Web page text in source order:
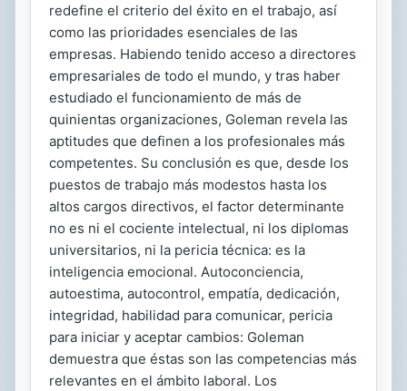
redefine el criterio del éxito en el trabajo, así
como las prioridades esenciales de las
empresas. Habiendo tenido acceso a directores
empresariales de todo el mundo, y tras haber
estudiado el funcionamiento de más de
quinientas organizaciones, Goleman revela las
aptitudes que definen a los profesionales más
competentes. Su conclusión es que, desde los
puestos de trabajo más modestos hasta los
altos cargos directivos, el factor determinante
no es ni el cociente intelectual, ni los diplomas
universitarios, ni la pericia técnica: es la
inteligencia emocional. Autoconciencia,
autoestima, autocontrol, empatía, dedicación,
integridad, habilidad para comunicar, pericia
para iniciar y aceptar cambios: Goleman
demuestra que éstas son las competencias más
relevantes en el ámbito laboral. Los